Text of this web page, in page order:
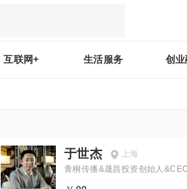
互联网+ 生活服务 创
于世杰
上海
青桐传播&晟昌投资创始人